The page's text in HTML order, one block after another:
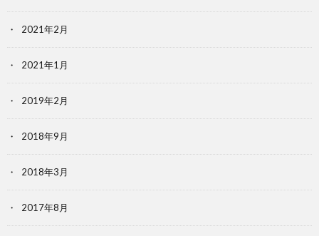
2021年2月
2021年1月
2019年2月
2018年9月
2018年3月
2017年8月